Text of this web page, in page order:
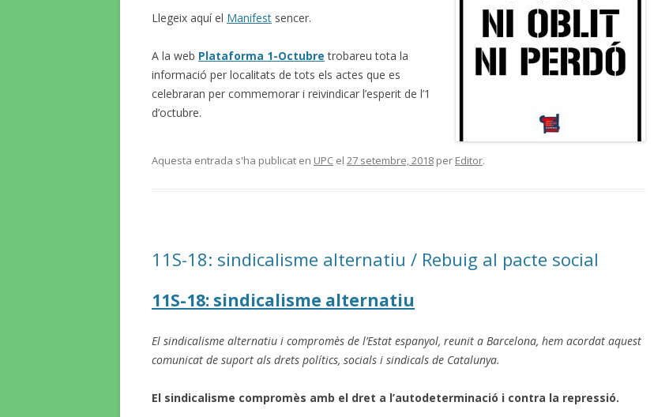
Llegeix aquí el Manifest sencer.
A la web Plataforma 1-Octubre trobareu tota la
informació per localitats de tots els actes que es
celebraran per commemorar i reivindicar l’esperit de l’1
d’octubre.
Aquesta entrada s'ha publicat en UPC el 27 setembre, 2018 per Editor.
11S-18: sindicalisme alternatiu / Rebuig al pacte social
11S-18: sindicalisme alternatiu
El sindicalisme alternatiu i compromès de l’Estat espanyol, reunit a Barcelona, hem acordat aquest
comunicat de suport als drets polítics, socials i sindicals de Catalunya.
El sindicalisme compromès amb el dret a l’autodeterminació i contra la repressió.